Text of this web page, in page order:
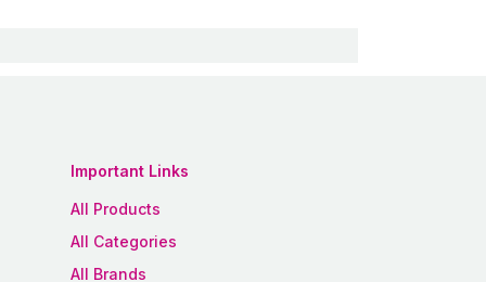
Important Links
All Products
All Categories
All Brands